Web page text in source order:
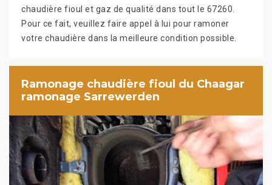
chaudière fioul et gaz de qualité dans tout le 67260.
Pour ce fait, veuillez faire appel à lui pour ramoner
votre chaudière dans la meilleure condition possible.
Ramonage chaudière fioul du Chaagar
ramonage Sarrewerden